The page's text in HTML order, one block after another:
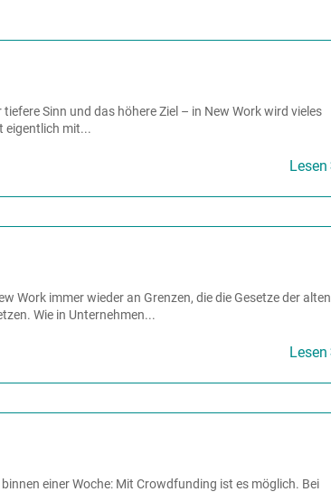
Sinn und das höhere Ziel – in New Work wird vieles
eigentlich mit...
Lesen
Work immer wieder an Grenzen, die die Gesetze der alten
Wie in Unternehmen...
Lesen
einer Woche: Mit Crowdfunding ist es möglich. Bei